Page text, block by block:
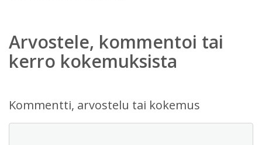
Arvostele, kommentoi tai
kerro kokemuksista
Kommentti, arvostelu tai kokemus